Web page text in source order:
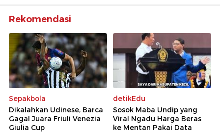
Rekomendasi
Sepakbola
Dikalahkan Udinese, Barca
Gagal Juara Friuli Venezia
Giulia Cup
detikEdu
Sosok Maba Undip yang
Viral Ngadu Harga Beras
ke Mentan Pakai Data